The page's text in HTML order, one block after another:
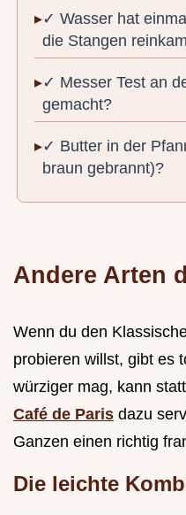
✓ Wasser hat
die Stangen
✓ Messer Test an
gemacht?
✓ Butter in der
braun gebrannt)?
Andere Arten
Wenn du den
probieren willst, gibt es
würziger mag, kann
Café de Paris dazu
Ganzen einen richtig
Die leichte